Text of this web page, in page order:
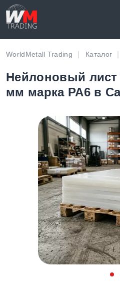
WorldMetall Trading Каталог
Нейлоновый лист
мм марка PA6 в